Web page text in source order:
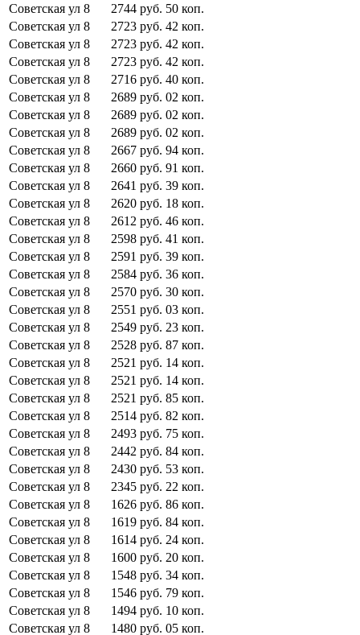
Советская ул 8 2744 руб. 50 коп.
Советская ул 8 2723 руб. 42 коп.
Советская ул 8 2723 руб. 42 коп.
Советская ул 8 2723 руб. 42 коп.
Советская ул 8 2716 руб. 40 коп.
Советская ул 8 2689 руб. 02 коп.
Советская ул 8 2689 руб. 02 коп.
Советская ул 8 2689 руб. 02 коп.
Советская ул 8 2667 руб. 94 коп.
Советская ул 8 2660 руб. 91 коп.
Советская ул 8 2641 руб. 39 коп.
Советская ул 8 2620 руб. 18 коп.
Советская ул 8 2612 руб. 46 коп.
Советская ул 8 2598 руб. 41 коп.
Советская ул 8 2591 руб. 39 коп.
Советская ул 8 2584 руб. 36 коп.
Советская ул 8 2570 руб. 30 коп.
Советская ул 8 2551 руб. 03 коп.
Советская ул 8 2549 руб. 23 коп.
Советская ул 8 2528 руб. 87 коп.
Советская ул 8 2521 руб. 14 коп.
Советская ул 8 2521 руб. 14 коп.
Советская ул 8 2521 руб. 85 коп.
Советская ул 8 2514 руб. 82 коп.
Советская ул 8 2493 руб. 75 коп.
Советская ул 8 2442 руб. 84 коп.
Советская ул 8 2430 руб. 53 коп.
Советская ул 8 2345 руб. 22 коп.
Советская ул 8 1626 руб. 86 коп.
Советская ул 8 1619 руб. 84 коп.
Советская ул 8 1614 руб. 24 коп.
Советская ул 8 1600 руб. 20 коп.
Советская ул 8 1548 руб. 34 коп.
Советская ул 8 1546 руб. 79 коп.
Советская ул 8 1494 руб. 10 коп.
Советская ул 8 1480 руб. 05 коп.